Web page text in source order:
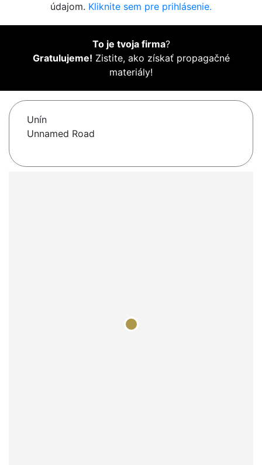
údajom. Kliknite sem pre prihlásenie.
To je tvoja firma?
Gratulujeme! Zistite, ako získať propagačné
materiály!
Unín
Unnamed Road